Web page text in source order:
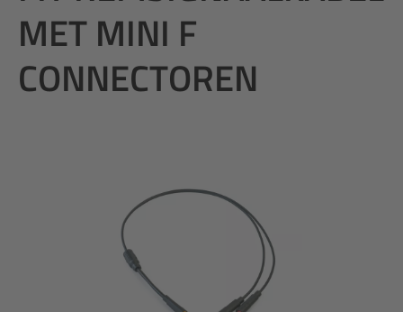
MET MINI F
CONNECTOREN